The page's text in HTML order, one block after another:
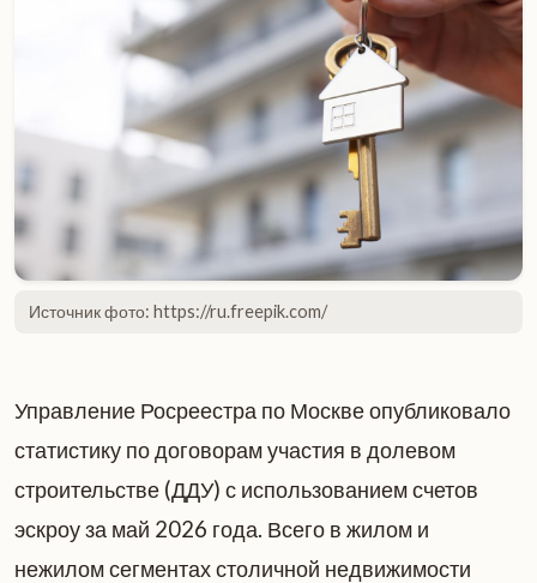
Источник фото: https://ru.freepik.com/
Управление Росреестра по Москве опубликовало
статистику по договорам участия в долевом
строительстве (ДДУ) с использованием счетов
эскроу за май 2026 года. Всего в жилом и
нежилом сегментах столичной недвижимости